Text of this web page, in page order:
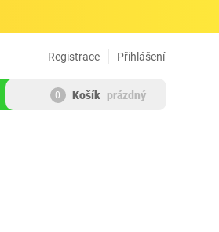
Přihlášení
Registrace
0 Košík prázdný